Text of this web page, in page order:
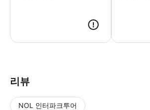
리뷰
NOL 인터파크투어